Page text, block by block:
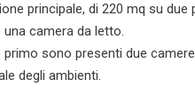
principale, di 220 mq su
una camera da letto.
primo sono presenti due
degli ambienti.